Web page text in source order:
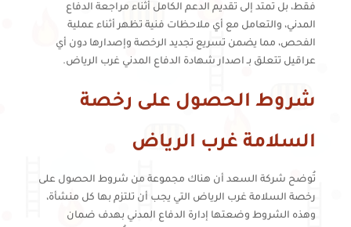
فقط، بل تمتد إلى تقديم الدعم الكامل أثناء مراجعة الدفاع
المدني، والتعامل مع أي ملاحظات فنية تظهر أثناء عملية
الفحص، مما يضمن تسريع تجديد الرخصة وإصدارها دون أي
عراقيل تتعلق بـ اصدار شهادة الدفاع المدني غرب الرياض.
شروط الحصول على رخصة
السلامة غرب الرياض
تُوضح شركة السعد أن هناك مجموعة من شروط الحصول على
رخصة السلامة غرب الرياض التي يجب أن تلتزم بها كل منشأة،
وهذه الشروط وضعتها إدارة الدفاع المدني بهدف ضمان